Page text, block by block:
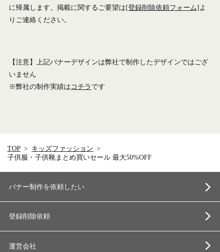
に帰属します。掲載に関するご要望は[登録削除依頼フォーム]よ
りご連絡ください。
【注意】上記バナーデザインは弊社で制作したデザインではござ
いません
※弊社の制作実績はコチラです
TOP
キッズファッション
子供服・子供靴まとめ買いセール 最大50%OFF
バナー制作を依頼したい
登録削除依頼
運営会社